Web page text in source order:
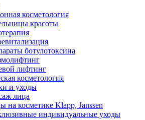
косметология
красоты
ботулотоксина
лифтинг
косметология
и уходы
лица
на косметике Klapp, Janssen
индивидуальные уходы